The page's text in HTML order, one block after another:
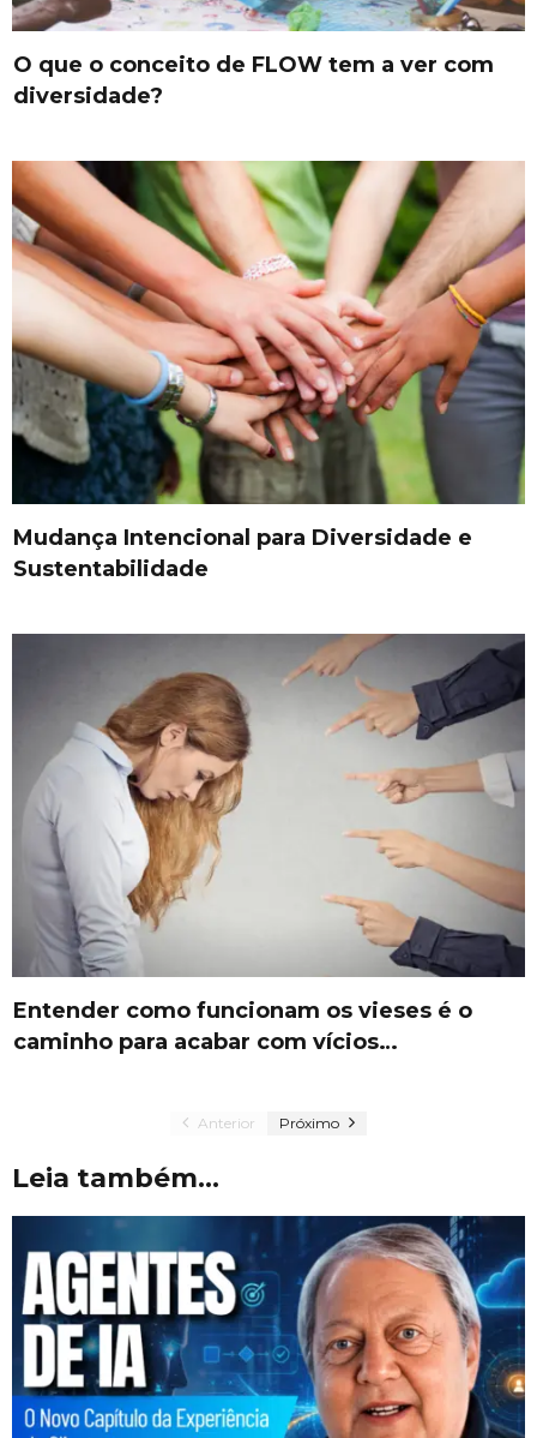
O que o conceito de FLOW tem a ver com
diversidade?
Mudança Intencional para Diversidade e
Sustentabilidade
Entender como funcionam os vieses é o
caminho para acabar com vícios…
Anterior Próximo
Leia também...